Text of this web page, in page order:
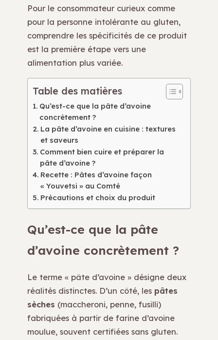
Pour le consommateur curieux comme
pour la personne intolérante au gluten,
comprendre les spécificités de ce produit
est la première étape vers une
alimentation plus variée.
Table des matières
Qu’est-ce que la pâte d’avoine
concrètement ?
La pâte d’avoine en cuisine : textures
et saveurs
Comment bien cuire et préparer la
pâte d’avoine ?
Recette : Pâtes d’avoine façon
« Youvetsi » au Comté
Précautions et choix du produit
Qu’est-ce que la pâte
d’avoine concrètement ?
Le terme « pâte d’avoine » désigne deux
réalités distinctes. D’un côté, les pâtes
sèches (maccheroni, penne, fusilli)
fabriquées à partir de farine d’avoine
moulue, souvent certifiées sans gluten.